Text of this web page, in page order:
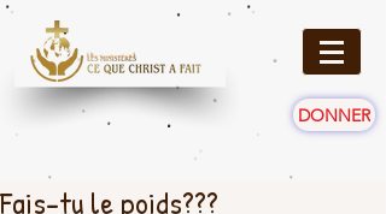
DONNER
Fais-tu le poids???